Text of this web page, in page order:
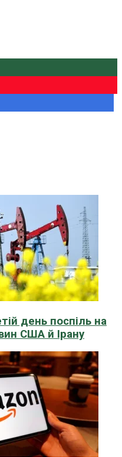
день поспіль на
США й Ірану